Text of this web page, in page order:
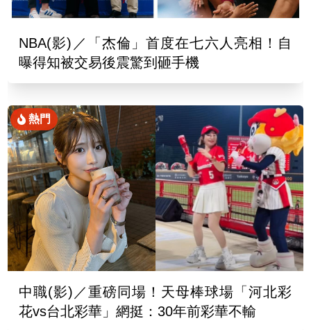
NBA(影)／「杰倫」首度在七六人亮相！自
曝得知被交易後震驚到砸手機
熱門
中職(影)／重磅同場！天母棒球場「河北彩
花vs台北彩華」網挺：30年前彩華不輸